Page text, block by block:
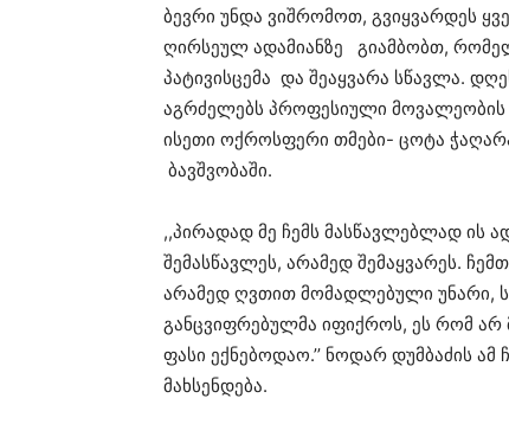
ბევრი უნდა ვიშრომოთ, გვიყვარდეს
ღირსეულ ადამიანზე გიამბობთ,
პატივისცემა და შეაყვარა სწავლა.
აგრძელებს პროფესიული მოვალეობის
ისეთი ოქროსფერი თმები- ცოტა
ბავშვობაში.
,,პირადად მე ჩემს მასწავლებლად ის
შემასწავლეს, არამედ შემაყვარეს.
არამედ ღვთით მომადლებული უნარი,
განცვიფრებულმა იფიქროს, ეს რომ
ფასი ექნებოდაო.’’ ნოდარ დუმბაძის ამ
მახსენდება.